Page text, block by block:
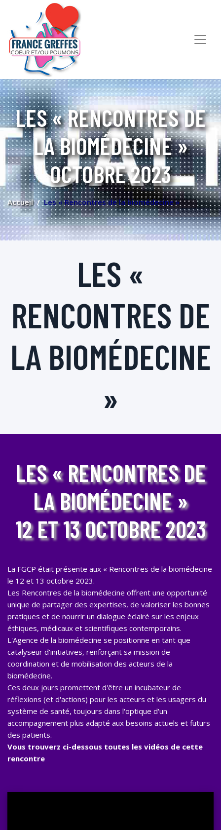
LES « RENCONTRES DE
LA BIOMÉDECINE »
OCTOBRE 2023
Accueil Les « Rencontres de la biomédecine »
LES «
RENCONTRES DE
LA BIOMÉDECINE
»
LES « RENCONTRES DE
LA BIOMÉDECINE »
12 ET 13 OCTOBRE 2023
La FGCP était présente aux « Rencontres de la biomédecine
le 12 et 13 octobre 2023.
Les Rencontres de la biomédecine offrent une opportunité
unique de partager des expertises, de valoriser les bonnes
pratiques et de nourrir un dialogue éclairé sur les enjeux
éthiques, médicaux et scientifiques contemporains.
L'Agence de la biomédecine se positionne en tant que
catalyseur d'initiatives, renforçant sa mission de
coordination et de mobilisation des acteurs de la
biomédecine.
Ces deux jours promettent d'être un incubateur de
réflexions (et d'actions) pour les acteurs et les usagers du
système de santé, toujours dans l'optique d'un
accompagnement plus adapté aux besoins actuels et futurs
des patients.
Vous trouverz ci-dessous toutes les vidéos de cette
rencontre